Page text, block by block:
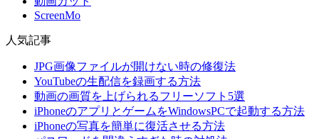
ScreenMo
人気記事
JPG画像ファイルが開けない時の修復法
YouTubeの生配信を録画する方法
動画の画質を上げられるフリーソフト5選
iPhoneのアプリとゲームをWindowsPCで起動する方法
iPhoneの写真を簡単に復活させる方法